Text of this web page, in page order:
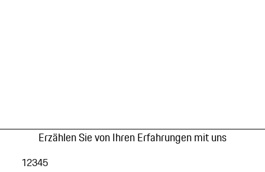
Erzählen Sie von Ihren Erfahrungen mit uns
12345